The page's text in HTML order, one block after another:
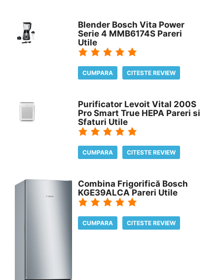
Blender Bosch Vita Power
Serie 4 MMB6174S Pareri
Utile
CUMPARA CITESTE REVIEW
Purificator Levoit Vital 200S
Pro Smart True HEPA Pareri si
Sfaturi Utile
CUMPARA CITESTE REVIEW
Combina Frigorifică Bosch
KGE39ALCA Pareri Utile
CUMPARA CITESTE REVIEW